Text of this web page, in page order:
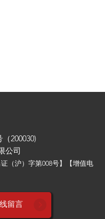
200030)
公司
（沪）字第008号】【增值电
留言